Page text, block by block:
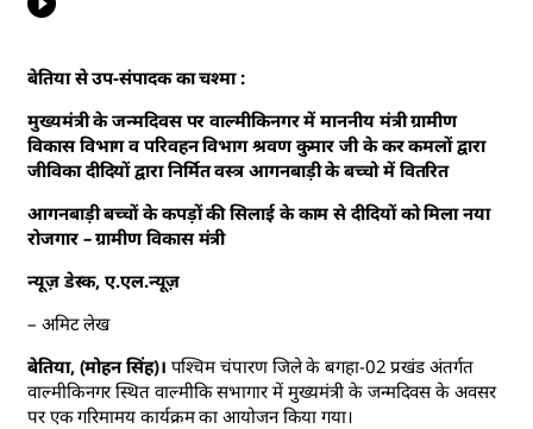
बेतिया से उप-संपादक का चश्मा :
मुख्यमंत्री के जन्मदिवस पर वाल्मीकिनगर में माननीय मंत्री ग्रामीण
विकास विभाग व परिवहन विभाग श्रवण कुमार जी के कर कमलों द्वारा
जीविका दीदियों द्वारा निर्मित वस्त्र आगनबाड़ी के बच्चो में वितरित
आगनबाड़ी बच्चों के कपड़ों की सिलाई के काम से दीदियों को मिला नया
रोजगार – ग्रामीण विकास मंत्री
न्यूज़ डेस्क, ए.एल.न्यूज़
– अमिट लेख
बेतिया, (मोहन सिंह)। पश्चिम चंपारण जिले के बगहा-02 प्रखंड अंतर्गत
वाल्मीकिनगर स्थित वाल्मीकि सभागार में मुख्यमंत्री के जन्मदिवस के अवसर
पर एक गरिमामय कार्यक्रम का आयोजन किया गया।